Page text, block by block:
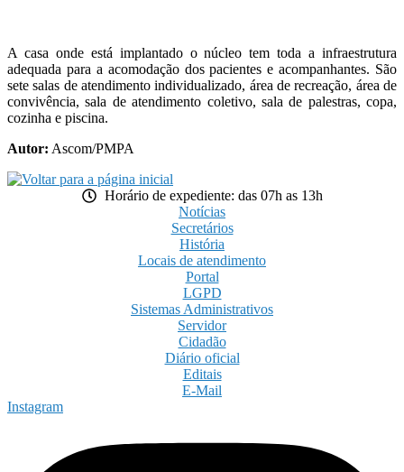
A casa onde está implantado o núcleo tem toda a infraestrutura
adequada para a acomodação dos pacientes e acompanhantes. São
sete salas de atendimento individualizado, área de recreação, área de
convivência, sala de atendimento coletivo, sala de palestras, copa,
cozinha e piscina.
Autor: Ascom/PMPA
Horário de expediente: das 07h as 13h
Notícias
Secretários
História
Locais de atendimento
Portal
LGPD
Sistemas Administrativos
Servidor
Cidadão
Diário oficial
Editais
E-Mail
Instagram